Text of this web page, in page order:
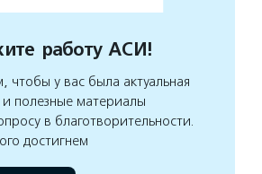
работу АСИ!
у вас была актуальная
полезные материалы
в благотворительности.
достигнем